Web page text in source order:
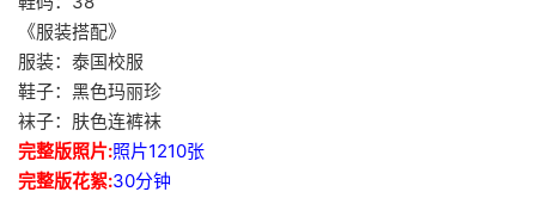
《服装搭配》
服装：泰国校服
鞋子：黑色玛丽珍
袜子：肤色连裤袜
完整版照片:照片1210张
完整版花絮:30分钟